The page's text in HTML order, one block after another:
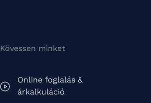
Kövessen minket
Online foglalás &
árkalkuláció